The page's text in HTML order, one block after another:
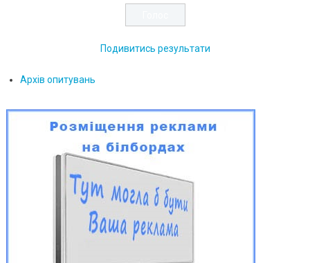
Подивитись результати
Архів опитувань